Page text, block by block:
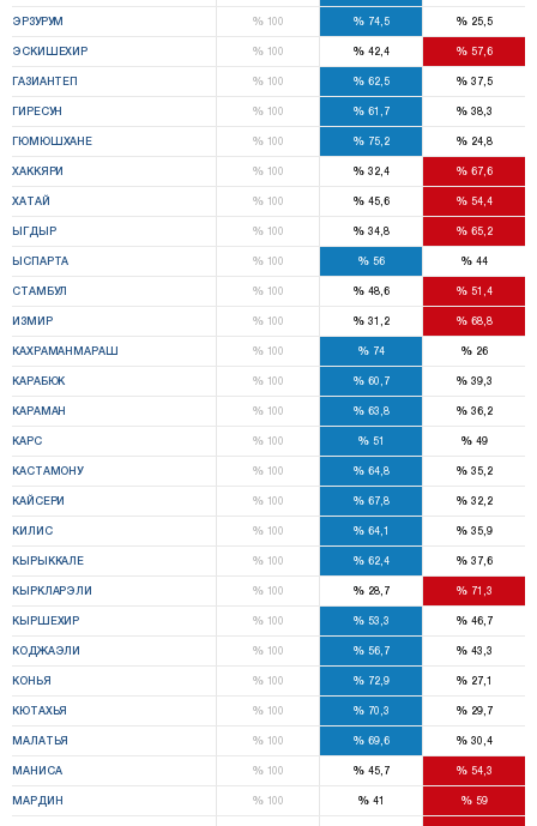
ЭРЗУРУМ %100 % 74,5 % 25,5
ЭСКИШЕХИР %100 % 42,4 % 57,6
ГАЗИАНТЕП %100 % 62,5 % 37,5
ГИРЕСУН %100 % 61,7 % 38,3
ГЮМЮШХАНЕ %100 % 75,2 % 24,8
ХАККЯРИ %100 % 32,4 % 67,6
ХАТАЙ %100 % 45,6 % 54,4
ЫГДЫР %100 % 34,8 % 65,2
ЫСПАРТА %100 % 56 % 44
СТАМБУЛ %100 % 48,6 % 51,4
ИЗМИР %100 % 31,2 % 68,8
КАХРАМАНМАРАШ %100 % 74 % 26
КАРАБЮК %100 % 60,7 % 39,3
КАРАМАН %100 % 63,8 % 36,2
КАРС %100 % 51 % 49
КАСТАМОНУ %100 % 64,8 % 35,2
КАЙСЕРИ %100 % 67,8 % 32,2
КИЛИС %100 % 64,1 % 35,9
КЫРЫККАЛЕ %100 % 62,4 % 37,6
КЫРКЛАРЭЛИ %100 % 28,7 % 71,3
КЫРШЕХИР %100 % 53,3 % 46,7
КОДЖАЭЛИ %100 % 56,7 % 43,3
КОНЬЯ %100 % 72,9 % 27,1
КЮТАХЬЯ %100 % 70,3 % 29,7
МАЛАТЬЯ %100 % 69,6 % 30,4
МАНИСА %100 % 45,7 % 54,3
МАРДИН %100 % 41 % 59